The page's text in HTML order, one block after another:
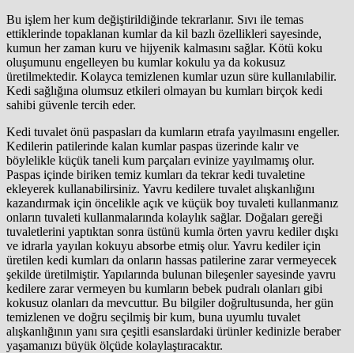
Bu işlem her kum değiştirildiğinde tekrarlanır. Sıvı ile temas
ettiklerinde topaklanan kumlar da kil bazlı özellikleri sayesinde,
kumun her zaman kuru ve hijyenik kalmasını sağlar. Kötü koku
oluşumunu engelleyen bu kumlar kokulu ya da kokusuz
üretilmektedir. Kolayca temizlenen kumlar uzun süre kullanılabilir.
Kedi sağlığına olumsuz etkileri olmayan bu kumları birçok kedi
sahibi güvenle tercih eder.
Kedi tuvalet önü paspasları da kumların etrafa yayılmasını engeller.
Kedilerin patilerinde kalan kumlar paspas üzerinde kalır ve
böylelikle küçük taneli kum parçaları evinize yayılmamış olur.
Paspas içinde biriken temiz kumları da tekrar kedi tuvaletine
ekleyerek kullanabilirsiniz. Yavru kedilere tuvalet alışkanlığını
kazandırmak için öncelikle açık ve küçük boy tuvaleti kullanmanız
onların tuvaleti kullanmalarında kolaylık sağlar. Doğaları gereği
tuvaletlerini yaptıktan sonra üstünü kumla örten yavru kediler dışkı
ve idrarla yayılan kokuyu absorbe etmiş olur. Yavru kediler için
üretilen kedi kumları da onların hassas patilerine zarar vermeyecek
şekilde üretilmiştir. Yapılarında bulunan bileşenler sayesinde yavru
kedilere zarar vermeyen bu kumların bebek pudralı olanları gibi
kokusuz olanları da mevcuttur. Bu bilgiler doğrultusunda, her gün
temizlenen ve doğru seçilmiş bir kum, buna uyumlu tuvalet
alışkanlığının yanı sıra çeşitli esanslardaki ürünler kedinizle beraber
yaşamanızı büyük ölçüde kolaylaştıracaktır.